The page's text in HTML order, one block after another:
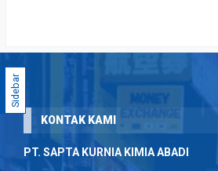
Sidebar
KONTAK KAMI
PT. SAPTA KURNIA KIMIA ABADI